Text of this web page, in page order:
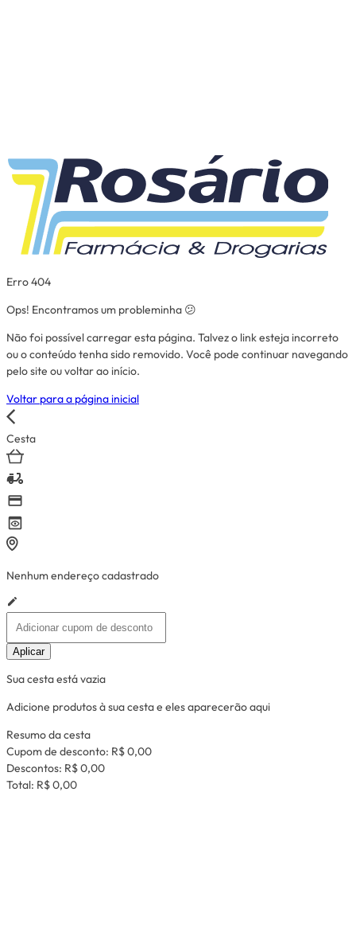
Erro 404
Ops! Encontramos um probleminha 😕
Não foi possível carregar esta página. Talvez o link esteja incorreto
ou o conteúdo tenha sido removido. Você pode continuar navegando
pelo site ou voltar ao início.
Voltar para a página inicial
Cesta
Nenhum endereço cadastrado
Aplicar
Sua cesta está vazia
Adicione produtos à sua cesta e eles aparecerão aqui
Resumo da cesta
Cupom de desconto: R$ 0,00
Descontos: R$ 0,00
Total: R$ 0,00